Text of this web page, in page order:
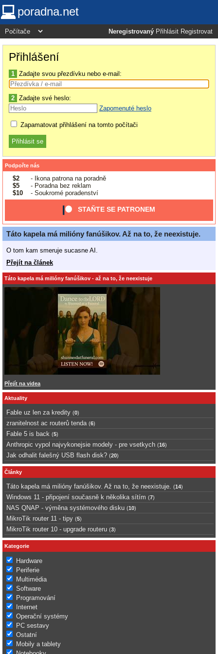
poradna.net
Neregistrovaný Přihlásit Registrovat
Přihlášení
1 Zadajte svou přezdívku nebo e-mail:
2 Zadajte své heslo:
Zapomenuté heslo
Zapamatovat přihlášení na tomto počítači
Podpořte nás
$2
- Ikona patrona na poradně
$5
- Poradna bez reklam
$10
- Soukromé poradenství
STAŇTE SE PATRONEM
Táto kapela má milióny fanúšikov. Až na to, že neexistuje.
O tom kam smeruje sucasne AI.
Přejít na článek
Táto kapela má milióny fanúšikov - až na to, že neexistuje
Přejít na videa
Aktuality
Fable uz len za kredity (0)
zranitelnost ac routerů tenda (6)
Fable 5 is back (5)
Anthropic vypol najvykonejsie modely - pre vsetkych (16)
Jak odhalit falešný USB flash disk? (20)
Články
Táto kapela má milióny fanúšikov. Až na to, že neexistuje. (14)
Windows 11 - připojení současně k několika sítím (7)
NAS QNAP - výměna systémového disku (10)
MikroTik router 11 - tipy (5)
MikroTik router 10 - upgrade routeru (3)
Kategorie
Hardware
Periferie
Multimédia
Software
Programování
Internet
Operační systémy
PC sestavy
Ostatní
Mobily a tablety